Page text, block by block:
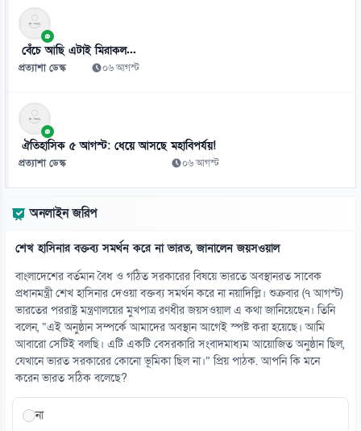
বেঁচে আছি এটাই মিরাকল...
প্রত্যাশা ডেস্ক ০৬ আগস্ট
ঐতিহাসিক ৫ আগস্ট: ধেয়ে আসছে মহাবিপর্যয়!
প্রত্যাশা ডেস্ক ০৬ আগস্ট
অনলাইন জরিপ
শেখ হাসিনার বক্তব্য সমর্থন করে না ভারত, জানালেন জয়সওয়াল
বাংলাদেশের বর্তমান বৈধ ও গঠিত সরকারের বিষয়ে ভারতে অবস্থানরত সাবেক
প্রধানমন্ত্রী শেখ হাসিনার দেওয়া বক্তব্য সমর্থন করে না নয়াদিল্লি। শুক্রবার (৭ আগস্ট)
ভারতের পররাষ্ট্র মন্ত্রণালয়ের মুখপাত্র রণধীর জয়সওয়াল এ কথা জানিয়েছেন। তিনি
বলেন, “এই অনুষ্ঠান সম্পর্কে আমাদের অবস্থান আগেই স্পষ্ট করা হয়েছে। আমি
আবারো সেটিই বলছি। এটি একটি বেসরকারি সংবাদমাধ্যম আয়োজিত অনুষ্ঠান ছিল,
যেখানে ভারত সরকারের কোনো ভূমিকা ছিল না।” প্রিয় পাঠক. আপনি কি মনে
করেন ভারত সঠিক বলেছে?
না